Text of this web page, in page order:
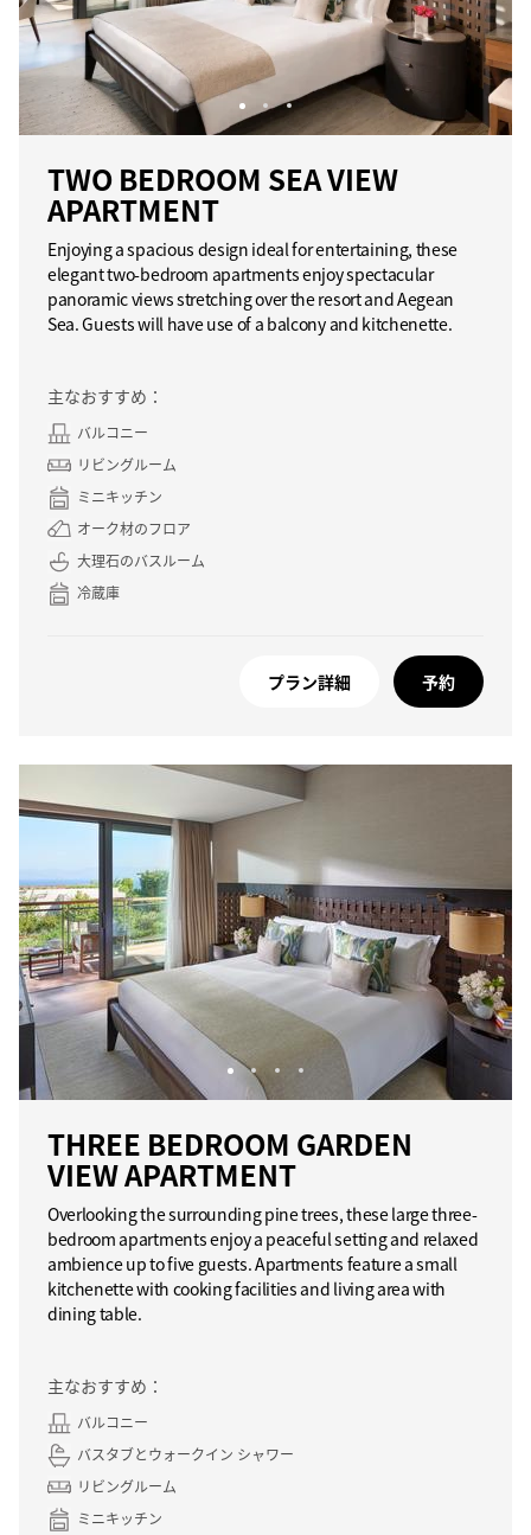
TWO BEDROOM SEA VIEW
APARTMENT
Enjoying a spacious design ideal for entertaining, these
elegant two-bedroom apartments enjoy spectacular
panoramic views stretching over the resort and Aegean
Sea. Guests will have use of a balcony and kitchenette.
主なおすすめ：
バルコニー
リビングルーム
ミニキッチン
オーク材のフロア
大理石のバスルーム
冷蔵庫
プラン詳細 予約
THREE BEDROOM GARDEN
VIEW APARTMENT
Overlooking the surrounding pine trees, these large three-
bedroom apartments enjoy a peaceful setting and relaxed
ambience up to five guests. Apartments feature a small
kitchenette with cooking facilities and living area with
dining table.
主なおすすめ：
バルコニー
バスタブとウォークイン シャワー
リビングルーム
ミニキッチン